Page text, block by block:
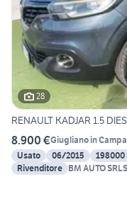
28
RENAULT KADJAR 1.5
8.900 €Giugliano in
Usato
06/2015 198000
Rivenditore BM AUTO